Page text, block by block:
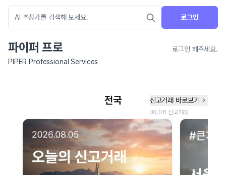
로그인
파이퍼 프로
로그인 해주세요.
PIPER Professional Services